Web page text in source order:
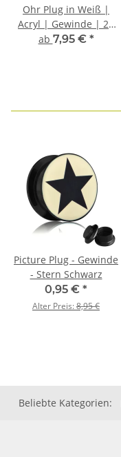
Ohr Plug in Weiß |
Acryl | Gewinde | 26
Größen
ab 7,95 € *
Picture Plug - Gewinde
- Stern Schwarz
0,95 € *
Alter Preis:8,95 €
Beliebte Kategorien: